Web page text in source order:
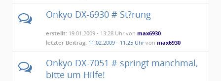
Onkyo DX-6930 # St?rung
erstellt: 19.01.2009 - 13:28 Uhr vonmax6930
letzter Beitrag: 11.02.2009 - 11:25 Uhrvonmax6930
Onkyo DX-7051 # springt manchmal,
bitte um Hilfe!